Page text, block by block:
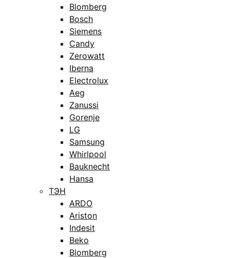
Blomberg
Bosch
Siemens
Candy
Zerowatt
Iberna
Electrolux
Aeg
Zanussi
Gorenje
LG
Samsung
Whirlpool
Bauknecht
Hansa
ТЭН
ARDO
Ariston
Indesit
Beko
Blomberg